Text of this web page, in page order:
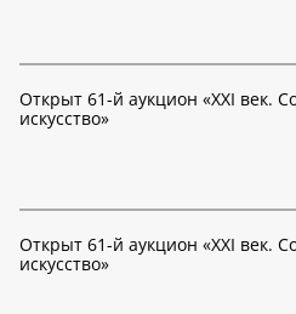
Открыт 61-й аукцион «XXI век.
искусство»
Открыт 61-й аукцион «XXI век.
искусство»